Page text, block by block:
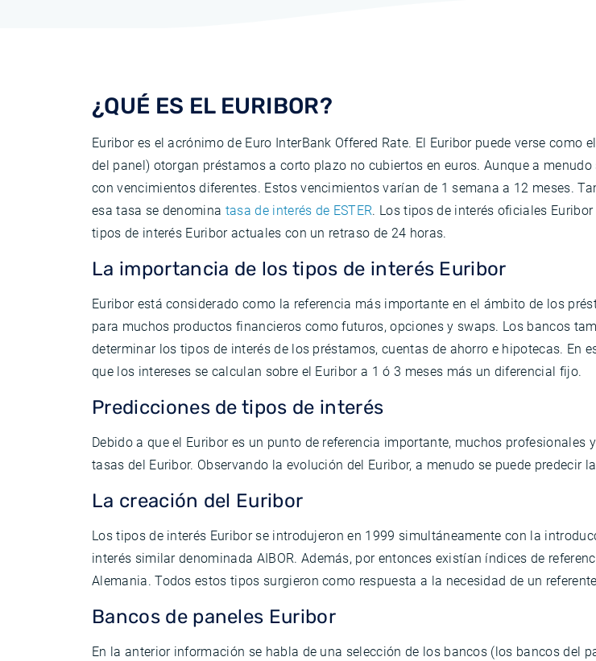
¿QUÉ ES EL EURIBOR?
Euribor es el acrónimo de Euro InterBank Offered Rate. El Euribor puede verse
del panel) otorgan préstamos a corto plazo no cubiertos en euros. Aunque a
con vencimientos diferentes. Estos vencimientos varían de 1 semana a 12 meses.
esa tasa se denomina tasa de interés de ESTER. Los tipos de interés oficiales
tipos de interés Euribor actuales con un retraso de 24 horas.
La importancia de los tipos de interés Euribor
Euribor está considerado como la referencia más importante en el ámbito de los
para muchos productos financieros como futuros, opciones y swaps. Los bancos
determinar los tipos de interés de los préstamos, cuentas de ahorro e hipotecas. En
que los intereses se calculan sobre el Euribor a 1 ó 3 meses más un diferencial fijo.
Predicciones de tipos de interés
Debido a que el Euribor es un punto de referencia importante, muchos
tasas del Euribor. Observando la evolución del Euribor, a menudo se puede predecir
La creación del Euribor
Los tipos de interés Euribor se introdujeron en 1999 simultáneamente con la
interés similar denominada AIBOR. Además, por entonces existían índices de
Alemania. Todos estos tipos surgieron como respuesta a la necesidad de un
Bancos de paneles Euribor
En la anterior información se habla de una selección de los bancos (los bancos del